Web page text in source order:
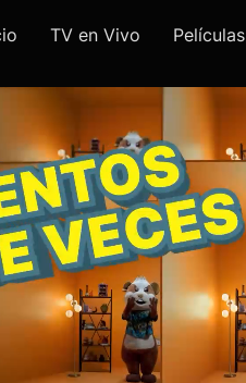
TV en Vivo Películas